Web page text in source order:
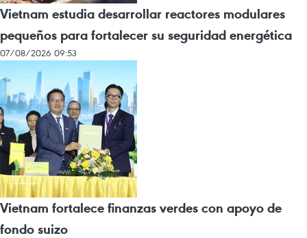
Vietnam estudia desarrollar reactores modulares
pequeños para fortalecer su seguridad energética
07/08/2026 09:53
Vietnam fortalece finanzas verdes con apoyo de
fondo suizo